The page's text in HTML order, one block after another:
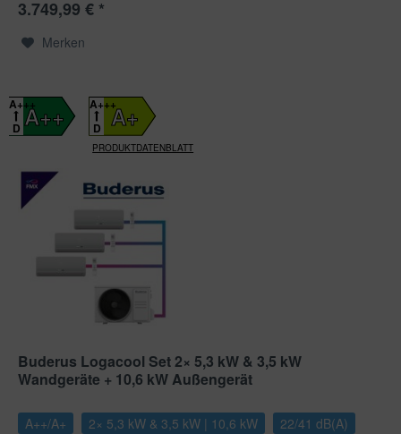
3.749,99 € *
Merken
A++
A+++
D
A+
A+++
D
PRODUKTDATENBLATT
Buderus Logacool Set 2× 5,3 kW & 3,5 kW
Wandgeräte + 10,6 kW Außengerät
A++/A+ 2× 5,3 kW & 3,5 kW | 10,6 kW
22/41 dB(A)